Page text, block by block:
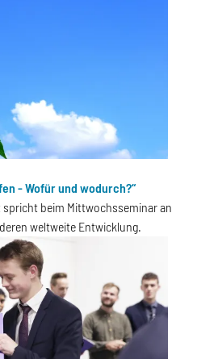
- Wofür und wodurch?“
spricht beim Mittwochsseminar an
weltweite Entwicklung.